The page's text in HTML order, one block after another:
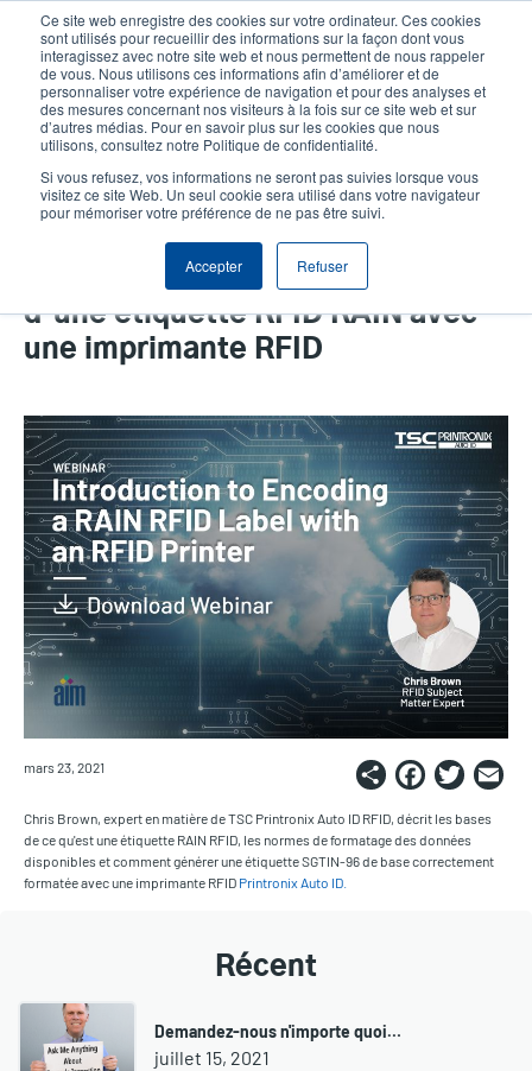
Ce site web enregistre des cookies sur votre ordinateur. Ces cookies
sont utilisés pour recueillir des informations sur la façon dont vous
interagissez avec notre site web et nous permettent de nous rappeler
de vous. Nous utilisons ces informations afin d’améliorer et de
personnaliser votre expérience de navigation et pour des analyses et
des mesures concernant nos visiteurs à la fois sur ce site web et sur
d’autres médias. Pour en savoir plus sur les cookies que nous
utilisons, consultez notre Politique de confidentialité.
Si vous refusez, vos informations ne seront pas suivies lorsque vous
visitez ce site Web. Un seul cookie sera utilisé dans votre navigateur
pour mémoriser votre préférence de ne pas être suivi.
Accepter Refuser
contenu
principal
User
account
menu
User
Header
Sélecteur de produits Tech Support
Contacter le service commercial
Webinaire RFID hébergé par AIM
Rain: Introduction à l'encodage
d'une étiquette RFID RAIN avec
une imprimante RFID
mars 23, 2021 Share
Chris Brown, expert en matière de TSC Printronix Auto ID RFID, décrit les bases
de ce qu'est une étiquette RAIN RFID, les normes de formatage des données
disponibles et comment générer une étiquette SGTIN-96 de base correctement
formatée avec une imprimante RFID Printronix Auto ID.
Récent
Demandez-nous n'importe quoi…
juillet 15, 2021